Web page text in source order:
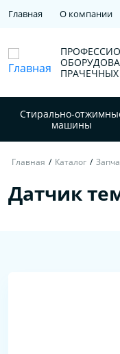
Главная О компании
ПРАЧЕЧНЫХ
Стирально-
машины
Главная / Каталог /
Датчик